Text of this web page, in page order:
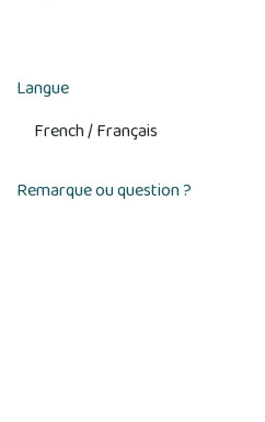
Langue
Remarque ou question ?